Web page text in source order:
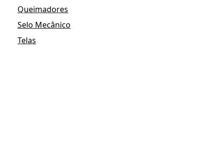
Queimadores
Selo Mecânico
Telas